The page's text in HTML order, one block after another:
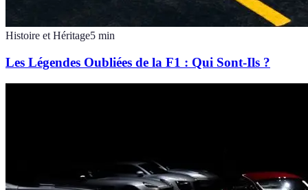
Histoire et Héritage5 min
Les Légendes Oubliées de la F1 : Qui Sont-Ils ?